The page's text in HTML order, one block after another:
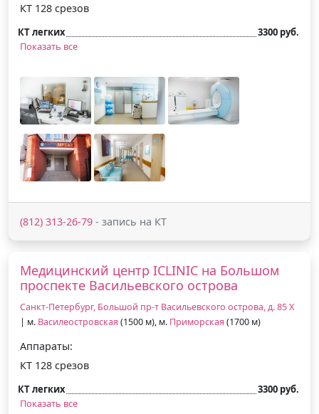
КТ 128 срезов
КТ легких
3300 руб.
Показать все
(812) 313-26-79 - запись на КТ
Медицинский центр ICLINIC на Большом
проспекте Васильевского острова
Санкт-Петербург, Большой пр-т Васильевского острова, д. 85 Х
| м. Василеостровская (1500 м), м. Приморская (1700 м)
Аппараты:
КТ 128 срезов
КТ легких
3300 руб.
Показать все